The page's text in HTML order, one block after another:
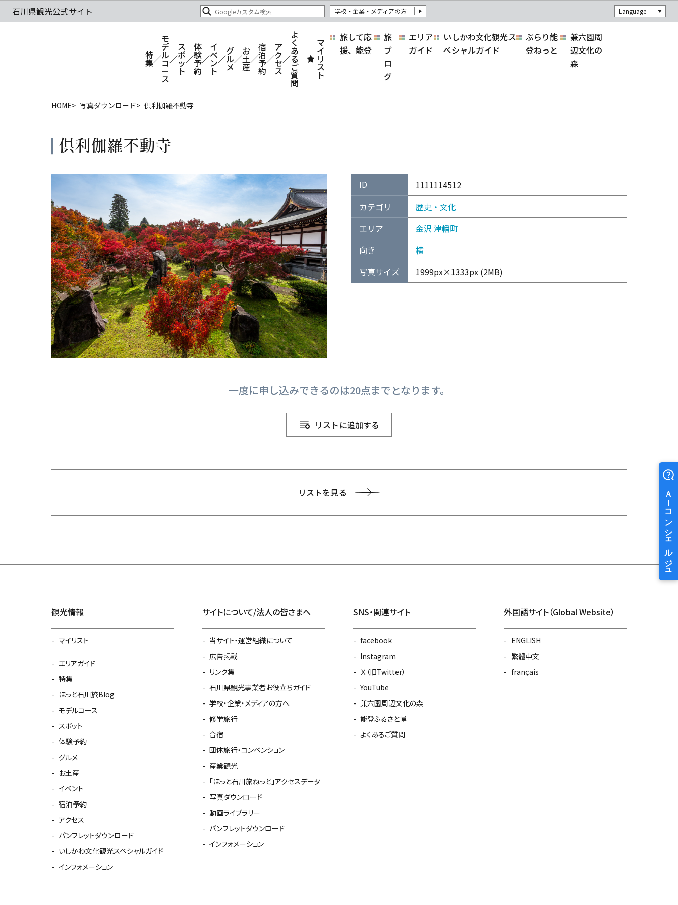
学校・企業・メディアの方 Language
特
集
モ
デ
ル
コ
ー
ス
ス
ポ
ッ
ト
体
験
予
約
イ
ベ
ン
ト
グ
ル
メ
お
土
産
宿
泊
予
約
ア
ク
セ
ス
よ
く
あ
る
ご
質
問
マ
イ
リ
ス
ト
旅して応
援、能登
旅
ブ
ロ
グ
エリア
ガイド
いしかわ文化観光ス
ペシャルガイド
ぶらり能
登ねっと
兼六園周
辺文化の
森
HOME 写真ダウンロード 倶利伽羅不動寺
倶利伽羅不動寺
ID
1111114512
カテゴリ
歴史・文化
エリア
金沢 津幡町
向き
横
写真サイズ
1999px×1333px (2MB)
一度に申し込みできるのは20点までとなります。
リストに追加する
リストを見る
観光情報
マイリスト
エリアガイド
特集
ほっと石川旅Blog
モデルコース
スポット
体験予約
グルメ
お土産
イベント
宿泊予約
アクセス
パンフレットダウンロード
いしかわ文化観光スペシャルガイド
インフォメーション
サイトについて/法人の皆さまへ
当サイト・運営組織について
広告掲載
リンク集
石川県観光事業者お役立ちガイド
学校・企業・メディアの方へ
修学旅行
合宿
団体旅行・コンベンション
産業観光
「ほっと石川旅ねっと」アクセスデータ
写真ダウンロード
動画ライブラリー
パンフレットダウンロード
インフォメーション
SNS・関連サイト
facebook
Instagram
Ｘ（旧Twitter）
YouTube
兼六園周辺文化の森
能登ふるさと博
よくあるご質問
外国語サイト（Global Website）
ENGLISH
繁體中文
français